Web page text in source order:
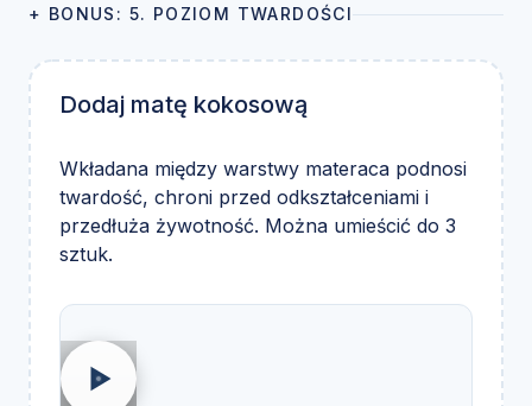
+ BONUS: 5. POZIOM TWARDOŚCI
Dodaj matę kokosową
Wkładana między warstwy materaca podnosi
twardość, chroni przed odkształceniami i
przedłuża żywotność. Można umieścić do 3
sztuk.